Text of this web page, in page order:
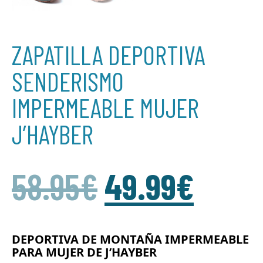
ZAPATILLA DEPORTIVA
SENDERISMO
IMPERMEABLE MUJER
J’HAYBER
58.95€49.99€
DEPORTIVA DE MONTAÑA IMPERMEABLE
PARA MUJER DE J’HAYBER